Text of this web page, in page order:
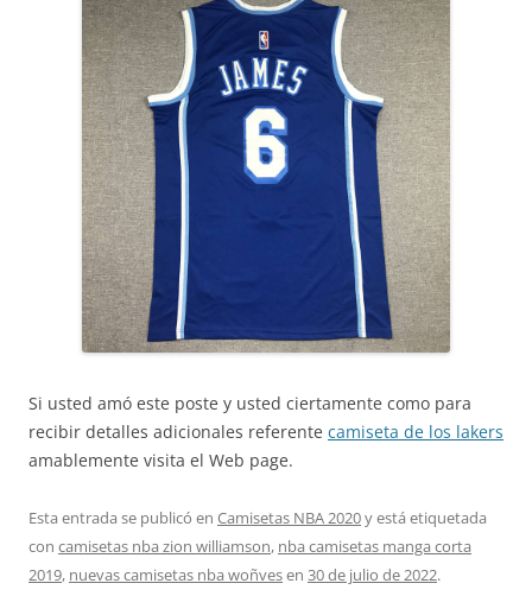
Si usted amó este poste y usted ciertamente como para
recibir detalles adicionales referente camiseta de los lakers
amablemente visita el Web page.
Esta entrada se publicó en Camisetas NBA 2020y está etiquetada
con camisetas nba zion williamson, nba camisetas manga corta
2019, nuevas camisetas nba woñvesen 30 de julio de 2022.